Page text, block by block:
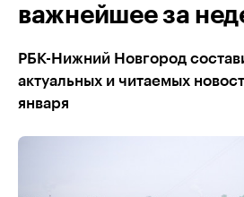
важнейшее за
РБК-Нижний Новгород
актуальных и читаемых
января